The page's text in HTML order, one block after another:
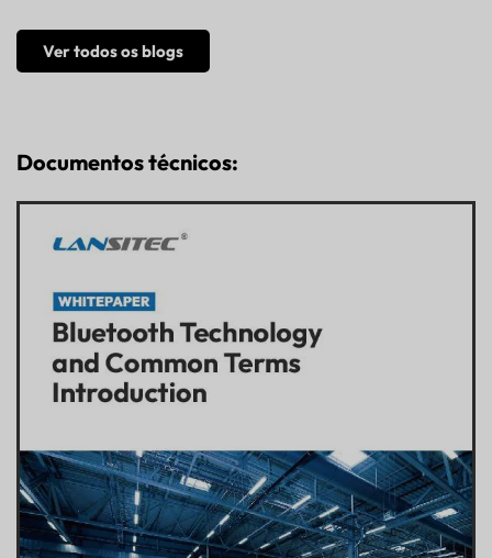
Ver todos os blogs
Documentos técnicos: